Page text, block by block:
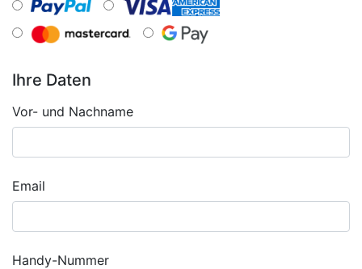
Ihre Daten
Vor- und Nachname
Email
Handy-Nummer